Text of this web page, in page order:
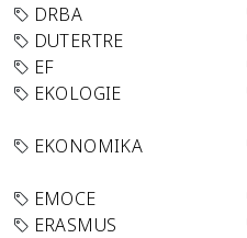
DRBA
DUTERTRE
EF
EKOLOGIE
EKONOMIKA
EMOCE
ERASMUS